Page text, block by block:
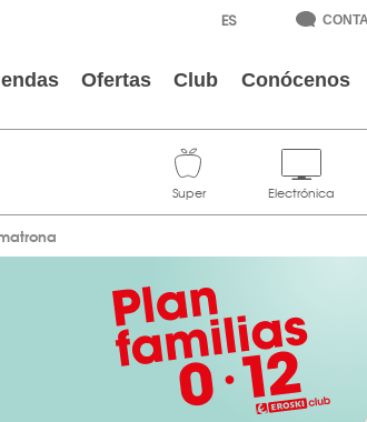
Ofertas Club Conócenos